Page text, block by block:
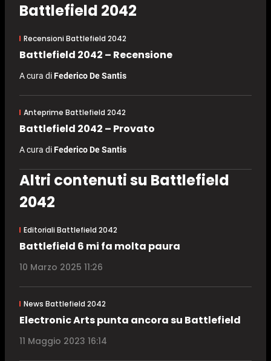
Battlefield 2042
Recensioni Battlefield 2042
Battlefield 2042 – Recensione
A cura diFederico De Santis
Anteprime Battlefield 2042
Battlefield 2042 – Provato
A cura diFederico De Santis
Altri contenuti su Battlefield
2042
Editoriali Battlefield 2042
Battlefield 6 mi fa molta paura
10 Marzo 2025 11:26
News Battlefield 2042
Electronic Arts punta ancora su Battlefield
11 Maggio 2023 16:14